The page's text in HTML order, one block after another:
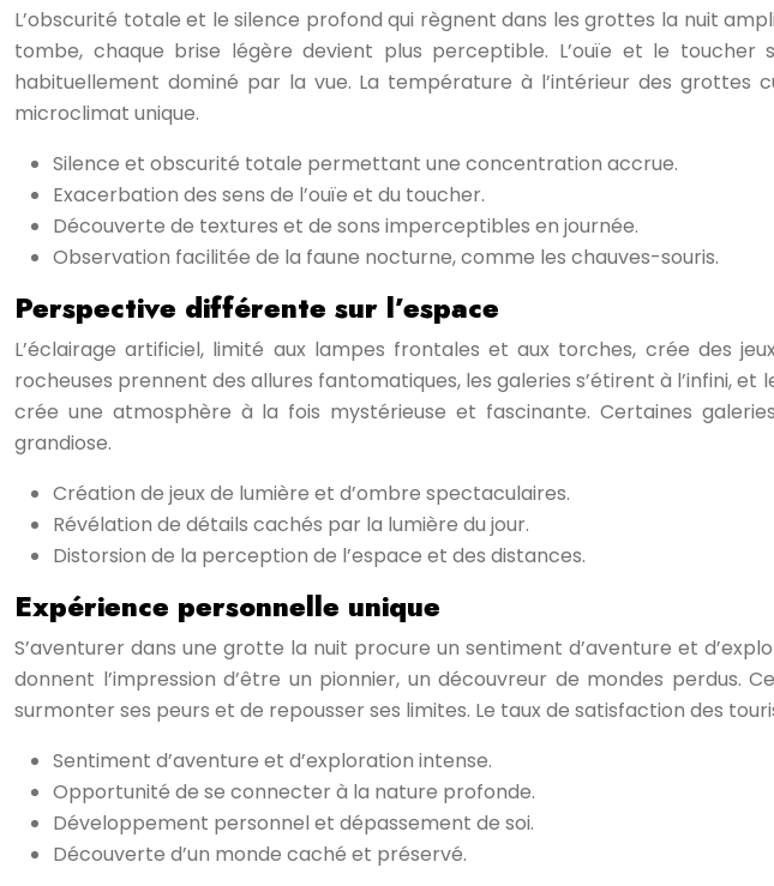
L’obscurité totale et le silence profond qui règnent dans les grottes la nuit
tombe, chaque brise légère devient plus perceptible. L’ouïe et le toucher
habituellement dominé par la vue. La température à l’intérieur des
microclimat unique.
Silence et obscurité totale permettant une concentration accrue.
Exacerbation des sens de l’ouïe et du toucher.
Découverte de textures et de sons imperceptibles en journée.
Observation facilitée de la faune nocturne, comme les chauves-souris.
Perspective différente sur l’espace
L’éclairage artificiel, limité aux lampes frontales et aux torches, crée des
rocheuses prennent des allures fantomatiques, les galeries s’étirent à l’infini,
crée une atmosphère à la fois mystérieuse et fascinante. Certaines
grandiose.
Création de jeux de lumière et d’ombre spectaculaires.
Révélation de détails cachés par la lumière du jour.
Distorsion de la perception de l’espace et des distances.
Expérience personnelle unique
S’aventurer dans une grotte la nuit procure un sentiment d’aventure et
donnent l’impression d’être un pionnier, un découvreur de mondes
surmonter ses peurs et de repousser ses limites. Le taux de satisfaction des
Sentiment d’aventure et d’exploration intense.
Opportunité de se connecter à la nature profonde.
Développement personnel et dépassement de soi.
Découverte d’un monde caché et préservé.